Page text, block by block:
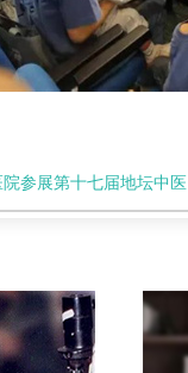
十七届地坛中医药健康文化节